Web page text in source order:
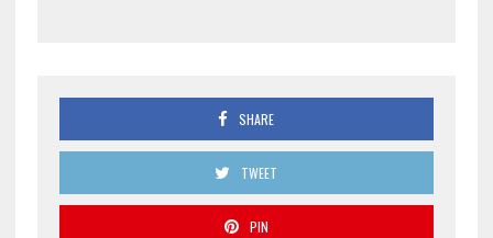
SHARE
TWEET
PIN